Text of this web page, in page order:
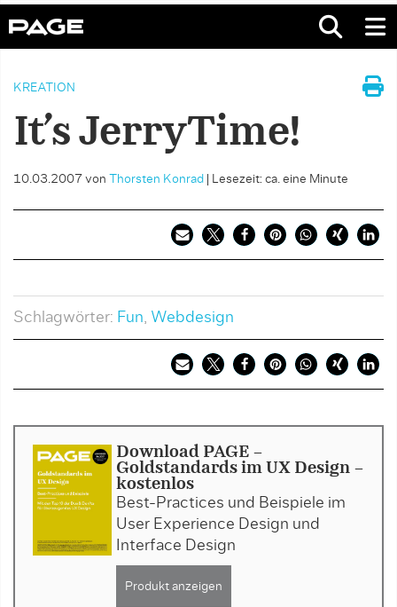
KREATION
It’s JerryTime!
10.03.2007 von Thorsten Konrad Lesezeit: ca. eine Minute
Schlagwörter: Fun, Webdesign
Download PAGE -
Goldstandards im UX Design -
kostenlos
Best-Practices und Beispiele im
User Experience Design und
Interface Design
Produkt anzeigen